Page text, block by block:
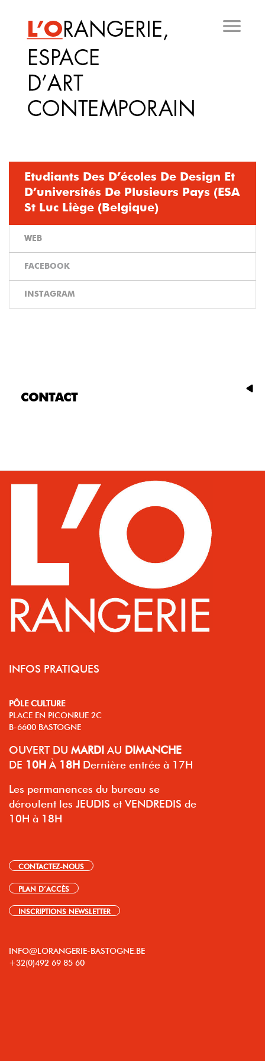
principal
Etudiants Des D’écoles De Design Et
D’universités De Plusieurs Pays (ESA
St Luc Liège (Belgique)
WEB
FACEBOOK
INSTAGRAM
CONTACT
INFOS PRATIQUES
PÔLE CULTURE
PLACE EN PICONRUE 2C
B-6600 BASTOGNE
OUVERT DU MARDI AU DIMANCHE
DE 10H À 18H Dernière entrée à 17H
Les permanences du bureau se
déroulent les JEUDIS et VENDREDIS de
10H à 18H
CONTACTEZ-NOUS
PLAN D’ACCÈS
INSCRIPTIONS NEWSLETTER
INFO@LORANGERIE-BASTOGNE.BE
+32(0)492 69 85 60